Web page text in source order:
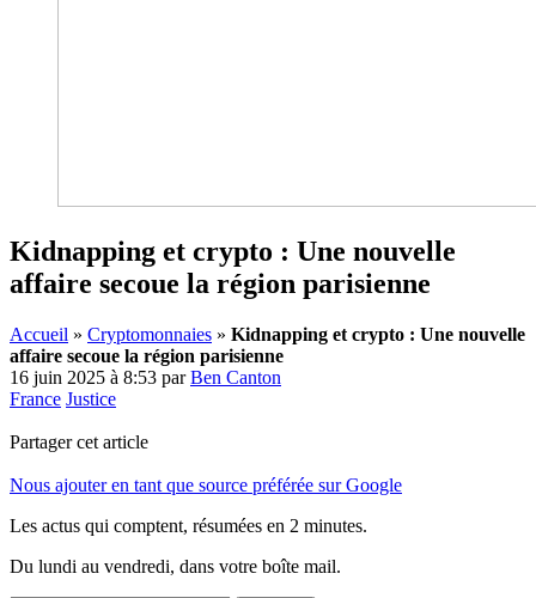
Kidnapping et crypto : Une nouvelle
affaire secoue la région parisienne
Accueil » Cryptomonnaies » Kidnapping et crypto : Une nouvelle
affaire secoue la région parisienne
16 juin 2025 à 8:53 parBen Canton
France Justice
Partager cet article
Nous ajouter en tant que source préférée sur Google
Les actus qui comptent, résumées en 2 minutes.
Du lundi au vendredi, dans votre boîte mail.